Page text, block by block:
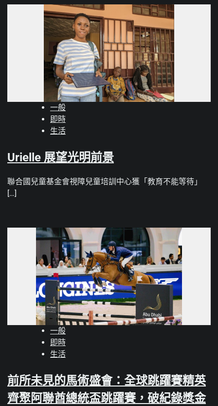
一般
即時
生活
Urielle 展望光明前景
聯合國兒童基金會視障兒童培訓中心獲「教育不能等待」
[…]
一般
即時
生活
前所未見的馬術盛會：全球跳躍賽精英
齊聚阿聯酋總統盃跳躍賽，破紀錄獎金